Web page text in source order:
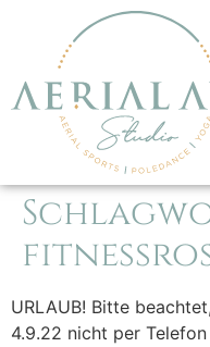
URLAUB! Bitte
4.9.22 nicht per